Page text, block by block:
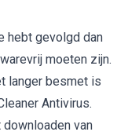
hebt gevolgd dan
moeten zijn.
langer besmet is
Antivirus.
downloaden van